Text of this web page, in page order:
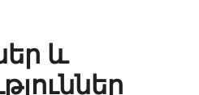
և